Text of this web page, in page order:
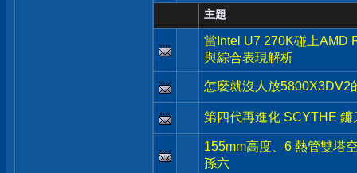
主題
當Intel U7 270K碰上AMD
與綜合表現解析
怎麼就沒人放5800X3DV2
第四代再進化 SCYTHE
155mm高度、6 熱管雙塔
孫六